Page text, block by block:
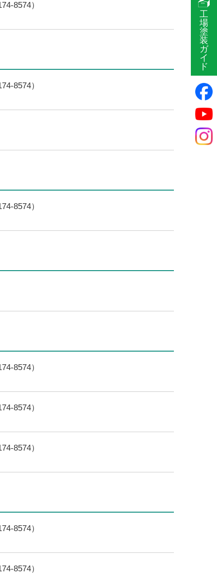
8574）
8574）
8574）
8574）
8574）
8574）
8574）
8574）
工
場
塗
装
ガ
イ
ド